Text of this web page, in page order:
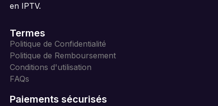
en IPTV.
Termes
Politique de Confidentialité
Politique de Remboursement
Conditions d'utilisation
FAQs
Paiements sécurisés